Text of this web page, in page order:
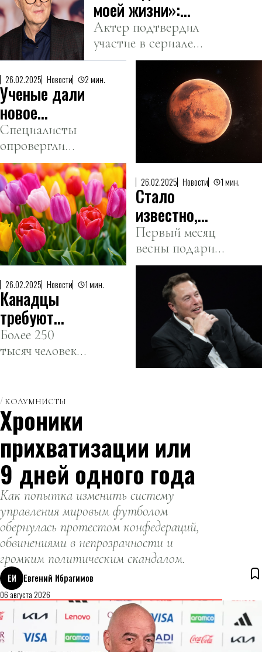
моей жизни»:
Литгоу согласился
сыграть Дамблдора
Актер подтвердил
участие в сериале
«Гарри Поттер» от
HBO.
26.02.2025 Новости 2 мин.
Ученые дали
новое
объяснение
красному
цвету Марса
Специалисты
опровергли
самую
популярную
теорию о
Красной
планете.
26.02.2025 Новости 1 мин.
Стало
известно,
сколько дней
казахстанцы
будут
отдыхать в
марте
Первый месяц
весны подарит
14 дней
отдыха,
включая
выходные и
праздники.
26.02.2025 Новости 1 мин.
Канадцы
требуют
лишить
Илона Маска
Более 250
тысяч человек
КОЛУМНИСТЫ
Хроники
прихватизации или
9 дней одного года
Как попытка изменить систему
управления мировым футболом
обернулась протестом конфедераций,
обвинениями в непрозрачности и
громким политическим скандалом.
ЕИ
Евгений Ибрагимов
06 августа 2026